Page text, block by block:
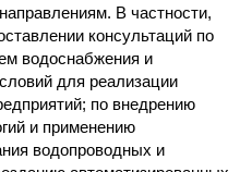
В частности,
консультаций по
водоснабжения и
для реализации
по внедрению
и применению
водопроводных и